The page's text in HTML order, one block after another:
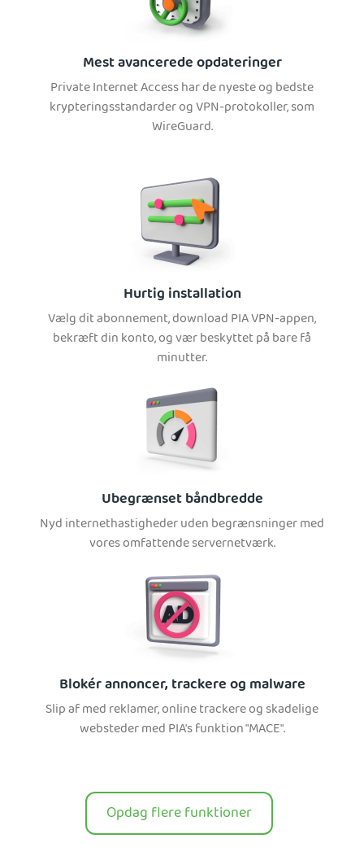
Mest avancerede opdateringer
Private Internet Access har de nyeste og bedste
krypteringsstandarder og VPN-protokoller, som
WireGuard.
Hurtig installation
Vælg dit abonnement, download PIA VPN-appen,
bekræft din konto, og vær beskyttet på bare få
minutter.
Ubegrænset båndbredde
Nyd internethastigheder uden begrænsninger med
vores omfattende servernetværk.
Blokér annoncer, trackere og malware
Slip af med reklamer, online trackere og skadelige
websteder med PIA's funktion "MACE".
Opdag flere funktioner